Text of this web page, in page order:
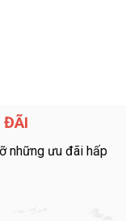
ĐÃI
những ưu đãi hấp